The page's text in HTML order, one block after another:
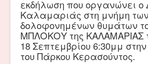
εκδήλωση που οργανώνει ο
Καλαμαριάς στη μνήμη
δολοφονημένων θυμάτων
ΜΠΛΟΚΟΥ της ΚΑΛΑΜΑΡΙΑΣ
18 Σεπτεμβρίου 6:30μμ
του Πάρκου Κερασούντος.